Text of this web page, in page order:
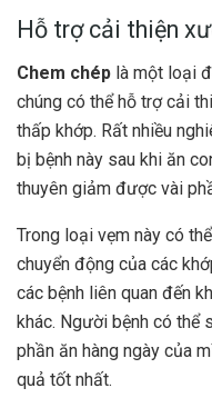
Hỗ trợ cải thiện
Chem chép là một loại
chúng có thể hỗ trợ cải
thấp khớp. Rất nhiều
bị bệnh này sau khi ăn
thuyên giảm được vài
Trong loại vẹm này có
chuyển động của các
các bệnh liên quan đến
khác. Người bệnh có thể
phần ăn hàng ngày của
quả tốt nhất.